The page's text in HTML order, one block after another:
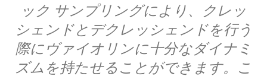
ック サンプリングにより、クレッ
シェンドとデクレッシェンドを行う
際にヴァイオリンに十分なダイナミ
ズムを持たせることができます。こ